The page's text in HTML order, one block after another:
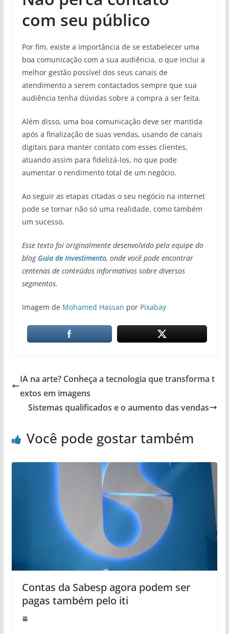
com seu público
Por fim, existe a importância de se estabelecer uma
boa comunicação com a sua audiência, o que inclui a
melhor gestão possível dos seus canais de
atendimento a serem contactados sempre que sua
audiência tenha dúvidas sobre a compra a ser feita.
Além disso, uma boa comunicação deve ser mantida
após a finalização de suas vendas, usando de canais
digitais para manter contato com esses clientes,
atuando assim para fidelizá-los, no que pode
aumentar o rendimento total de um negócio.
Ao seguir as etapas citadas o seu negócio na internet
pode se tornar não só uma realidade, como também
um sucesso.
Esse texto foi originalmente desenvolvido pela equipe do
blog Guia de Investimento, onde você pode encontrar
centenas de conteúdos informativos sobre diversos
segmentos.
Imagem de Mohamed Hassan por Pixabay
IA na arte? Conheça a tecnologia que transforma t
extos em imagens
Sistemas qualificados e o aumento das vendas
Você pode gostar também
Contas da Sabesp agora podem ser
pagas também pelo iti